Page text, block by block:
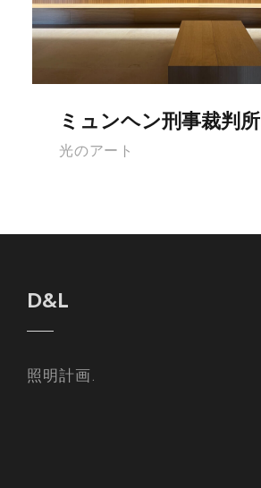
ミュンヘン刑事裁判所
光のアート
D&L
照明計画.